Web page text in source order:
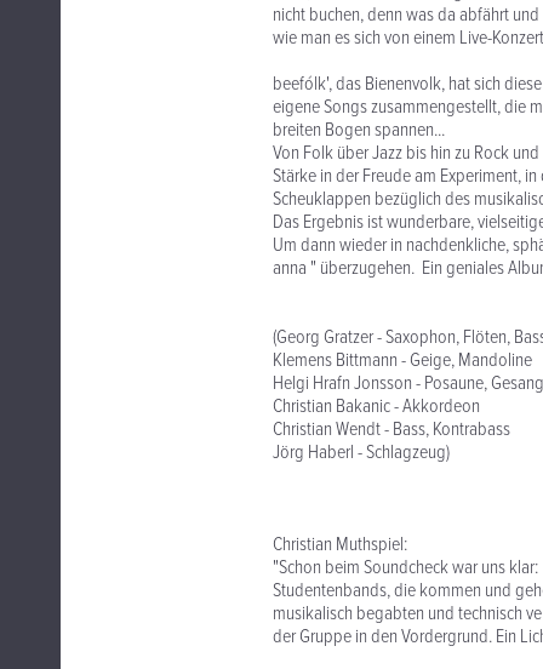
nicht buchen, denn was da abfährt
wie man es sich von einem Live-
beefólk', das Bienenvolk, hat sich
eigene Songs zusammengestellt, die
breiten Bogen spannen...
Von Folk über Jazz bis hin zu Rock
Stärke in der Freude am Experiment,
Scheuklappen bezüglich des
Das Ergebnis ist wunderbare,
Um dann wieder in nachdenkliche,
anna " überzugehen. Ein geniales
(Georg Gratzer - Saxophon, Flöten,
Klemens Bittmann - Geige, Mandoline
Helgi Hrafn Jonsson - Posaune, Gesang
Christian Bakanic - Akkordeon
Christian Wendt - Bass, Kontrabass
Jörg Haberl - Schlagzeug)
Christian Muthspiel:
"Schon beim Soundcheck war uns
Studentenbands, die kommen und
musikalisch begabten und technisch
der Gruppe in den Vordergrund. Ein